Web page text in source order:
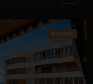
Reventa